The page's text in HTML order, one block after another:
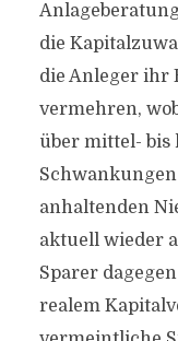
die
die Anleger ihr
vermehren,
über mittel- bis
anhaltenden
aktuell wieder
Sparer
realem